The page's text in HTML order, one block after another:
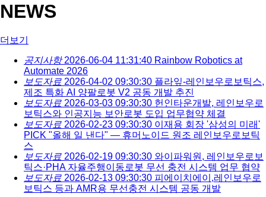
NEWS
더보기
공지사항 2026-06-04 11:31:40 Rainbow Robotics at
Automate 2026
보도자료 2026-04-02 09:30:30 플라잎-레인보우로보틱스,
제조 특화 AI 양팔로봇 V2 공동 개발 추진
보도자료 2026-03-03 09:30:30 헌인타운개발, 레인보우로
보틱스와 인공지능 보안로봇 도입 업무협약 체결
보도자료 2026-02-23 09:30:30 이재용 회장 '삼성의 미래'
PICK "올해 일 낸다" — 휴머노이드 원조 레인보우로보틱
스
보도자료 2026-02-19 09:30:30 와이파워원, 레인보우로보
틱스·PHA 자율주행이동로봇 무선 충전 시스템 업무 협약
보도자료 2026-02-13 09:30:30 피에이치에이,레인보우로
보틱스 등과 AMR용 무선충전 시스템 공동 개발